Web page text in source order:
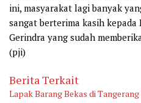
ini, masyarakat lagi banyak
sangat berterima kasih
Gerindra yang sudah
(pji)
Berita Terkait
Lapak Barang Bekas di